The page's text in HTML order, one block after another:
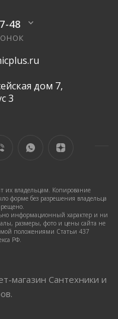
48
дом 7,
3
их владельцам. Копирование
форме без разрешения владельца
информационный характер и ни
размеры, фото и цены сайта не
положениями Статьи 437
РФ.
магазин Сантехники и